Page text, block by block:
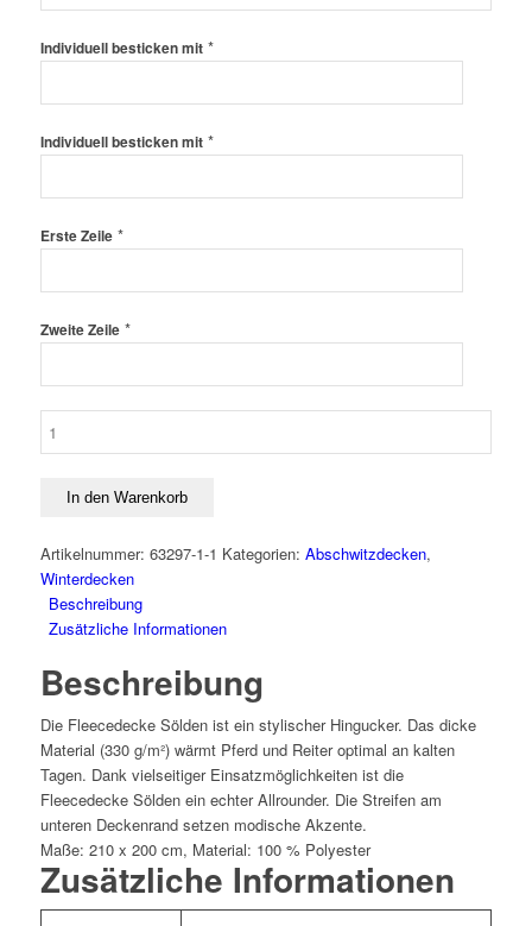
Individuell besticken mit*
Individuell besticken mit*
Erste Zeile*
Zweite Zeile*
MengeIn den Warenkorb
Artikelnummer: 63297-1-1 Kategorien: Abschwitzdecken,
Winterdecken
Beschreibung
Zusätzliche Informationen
Beschreibung
Die Fleecedecke Sölden ist ein stylischer Hingucker. Das dicke
Material (330 g/m²) wärmt Pferd und Reiter optimal an kalten
Tagen. Dank vielseitiger Einsatzmöglichkeiten ist die
Fleecedecke Sölden ein echter Allrounder. Die Streifen am
unteren Deckenrand setzen modische Akzente.
Maße: 210 x 200 cm, Material: 100 % Polyester
Zusätzliche Informationen